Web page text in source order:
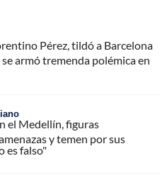
Pérez, tildó a Barcelona
armó tremenda polémica en
el Medellín, figuras
y temen por sus
es falso"